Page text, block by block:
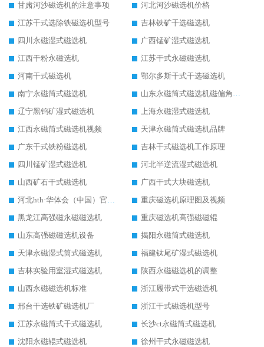
甘肃河沙磁选机的注意事项
河北河沙磁选机价格
江苏干式选除铁磁选机型号
吉林铁矿干选磁选机
四川永磁湿式磁选机
广西锰矿湿式磁选机
江西干粉永磁选机
江苏干式永磁磁选机
河南干式磁选机
鄂尔多斯干式干选磁选机
南宁永磁筒式磁选机
山东永磁筒式磁选机磁偏角怎么调整
辽宁黑钨矿湿式磁选机
上海永磁湿式磁选机
江西永磁筒式磁选机视频
天津永磁筒式磁选机品牌
广东干式铁粉磁选机
吉林干式磁选机工作原理
四川锰矿湿式磁选机
河北半逆流湿式磁选机
山西矿石干式磁选机
广西干式大块磁选机
河北hth·华体会（中国）官方网站-hth.com 工作视频
重庆磁选机原理图及视频
黑龙江高强磁永磁磁选机
重庆磁选机高强磁磁辊
山东高强磁磁选机设备
揭阳永磁筒式磁选机
天津永磁湿式筒式磁选机
福建钛尾矿湿式磁选机
吉林实验用室湿式磁选机
陕西永磁磁选机的调整
山西永磁磁选机标准
浙江履带式干选磁选机
邢台干选铁矿磁选机厂
浙江干式磁选机型号
江苏永磁筒式干式磁选机
长沙ct永磁筒式磁选机
沈阳永磁辊式磁选机
徐州干式永磁磁选机